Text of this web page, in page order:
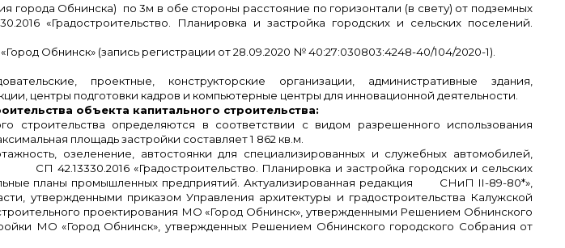
города Обнинска) по 3м в обе стороны расстояние по горизонтали (в свету) от подземных
«Градостроительство. Планировка и застройка городских и сельских поселений.
Обнинск» (запись регистрации от 28.09.2020 № 40:27:030803:4248-40/104/2020-1).
проектные, конструкторские организации, административные здания,
центры подготовки кадров и компьютерные центры для инновационной деятельности.
объекта капитального строительства:
строительства определяются в соответствии с видом разрешенного использования
площадь застройки составляет 1 862 кв.м.
озеленение, автостоянки для специализированных и служебных автомобилей,
42.13330.2016 «Градостроительство. Планировка и застройка городских и сельских
планы промышленных предприятий. Актуализированная редакция СНиП II-89-80*»,
утвержденными приказом Управления архитектуры и градостроительства Калужской
проектирования МО «Город Обнинск», утвержденными Решением Обнинского
МО «Город Обнинск», утвержденных Решением Обнинского городского Собрания от